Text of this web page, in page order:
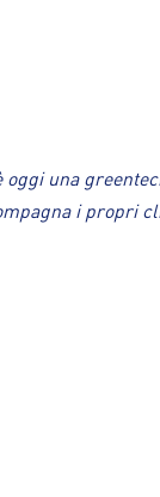
oggi una
i propri